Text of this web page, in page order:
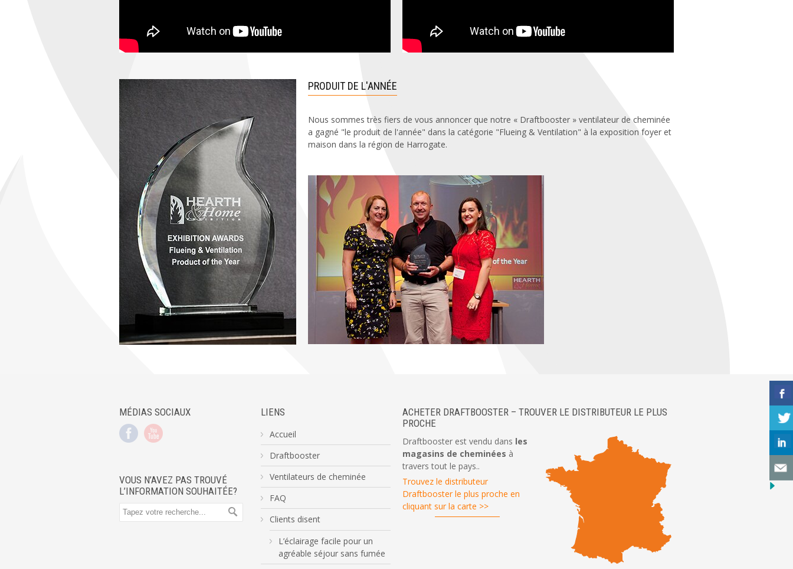
PRODUIT DE L'ANNÉE
Nous sommes très fiers de vous annoncer que notre « Draftbooster » ventilateur de cheminée
a gagné "le produit de l'année" dans la catégorie "Flueing & Ventilation" à la exposition foyer et
maison dans la région de Harrogate.
MÉDIAS SOCIAUX
VOUS N’AVEZ PAS TROUVÉ
L’INFORMATION SOUHAITÉE?
LIENS
Accueil
Draftbooster
Ventilateurs de cheminée
FAQ
Clients disent
L’éclairage facile pour un
agréable séjour sans fumée
ACHETER DRAFTBOOSTER – TROUVER LE DISTRIBUTEUR LE PLUS
PROCHE
Draftbooster est vendu dans les
magasins de cheminées à
travers tout le pays..
Trouvez le distributeur
Draftbooster le plus proche en
cliquant sur la carte >>